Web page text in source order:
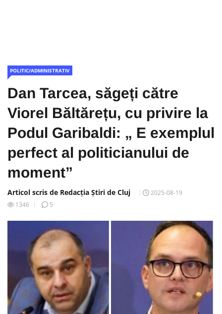
POLITIC/ADMINISTRATIV
Dan Tarcea, săgeți către
Viorel Băltărețu, cu privire la
Podul Garibaldi: „ E exemplul
perfect al politicianului de
moment”
Articol scris de Redacția Știri de Cluj
2025-08-19
1346
5